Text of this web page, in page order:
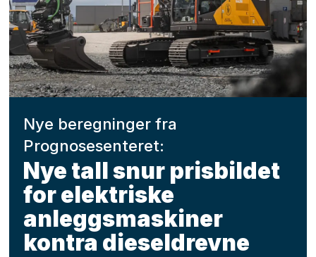
Nye beregninger fra
Prognosesenteret:
Nye tall snur prisbildet
for elektriske
anleggsmaskiner
kontra dieseldrevne